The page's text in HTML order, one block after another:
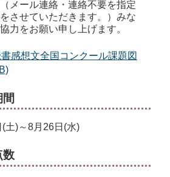
メール連絡・連絡不要を指定
させていただきます。）みな
力をお願い申し上げます。
感想文全国コンクール課題図
)～8月26日(水)
数